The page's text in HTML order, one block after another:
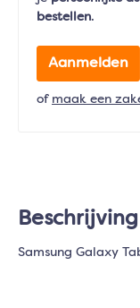
bestellen.
Aanmelden
of maak een
Beschrijving
Samsung Galaxy